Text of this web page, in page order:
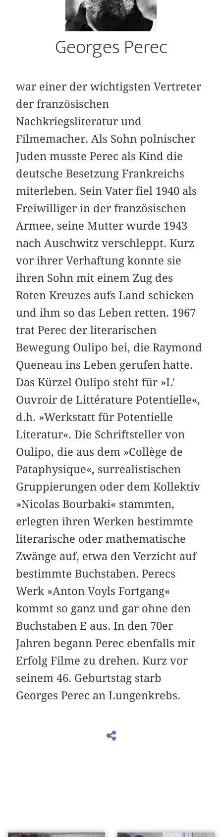
Georges Perec
war einer der wichtigsten Vertreter
der französischen
Nachkriegsliteratur und
Filmemacher. Als Sohn polnischer
Juden musste Perec als Kind die
deutsche Besetzung Frankreichs
miterleben. Sein Vater fiel 1940 als
Freiwilliger in der französischen
Armee, seine Mutter wurde 1943
nach Auschwitz verschleppt. Kurz
vor ihrer Verhaftung konnte sie
ihren Sohn mit einem Zug des
Roten Kreuzes aufs Land schicken
und ihm so das Leben retten. 1967
trat Perec der literarischen
Bewegung Oulipo bei, die Raymond
Queneau ins Leben gerufen hatte.
Das Kürzel Oulipo steht für »L'
Ouvroir de Littérature Potentielle«,
d.h. »Werkstatt für Potentielle
Literatur«. Die Schriftsteller von
Oulipo, die aus dem »Collège de
Pataphysique«, surrealistischen
Gruppierungen oder dem Kollektiv
»Nicolas Bourbaki« stammten,
erlegten ihren Werken bestimmte
literarische oder mathematische
Zwänge auf, etwa den Verzicht auf
bestimmte Buchstaben. Perecs
Werk »Anton Voyls Fortgang«
kommt so ganz und gar ohne den
Buchstaben E aus. In den 70er
Jahren begann Perec ebenfalls mit
Erfolg Filme zu drehen. Kurz vor
seinem 46. Geburtstag starb
Georges Perec an Lungenkrebs.